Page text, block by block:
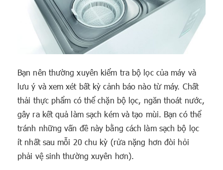
Bạn nên thường xuyên kiểm tra bộ lọc của máy và
lưu ý và xem xét bất kỳ cảnh báo nào từ máy. Chất
thải thực phẩm có thể chặn bộ lọc, ngăn thoát nước,
gây ra kết quả làm sạch kém và tạo mùi. Bạn có thể
tránh những vấn đề này bằng cách làm sạch bộ lọc
ít nhất sau mỗi 20 chu kỳ (rửa nặng hơn đòi hỏi
phải vệ sinh thường xuyên hơn).